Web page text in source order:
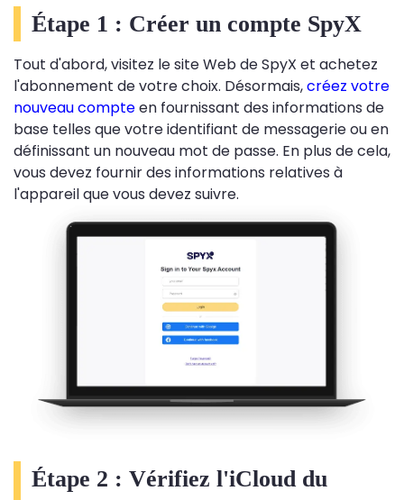
Étape 1 : Créer un compte SpyX
Tout d'abord, visitez le site Web de SpyX et achetez
l'abonnement de votre choix. Désormais,créez votre
nouveau compteen fournissant des informations de
base telles que votre identifiant de messagerie ou en
définissant un nouveau mot de passe. En plus de cela,
vous devez fournir des informations relatives à
l'appareil que vous devez suivre.
Étape 2 : Vérifiez l'iCloud du